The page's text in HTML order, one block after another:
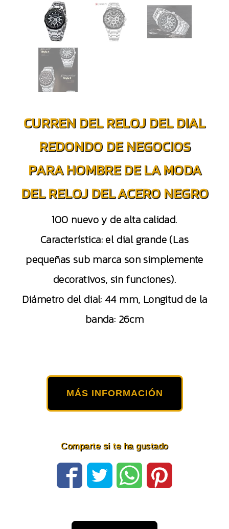
CURREN DEL RELOJ DEL DIAL
REDONDO DE NEGOCIOS
PARA HOMBRE DE LA MODA
DEL RELOJ DEL ACERO NEGRO
100 nuevo y de alta calidad.
Característica: el dial grande (Las
pequeñas sub marca son simplemente
decorativos, sin funciones).
Diámetro del dial: 44 mm, Longitud de la
banda: 26cm
MÁS INFORMACIÓN
Comparte si te ha gustado